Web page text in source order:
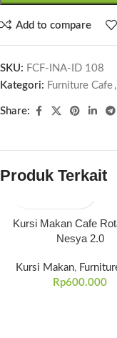
Add to compare
SKU: FCF-INA-ID 108
Kategori: Furniture Cafe ,
Share:
Produk Terkait
Kursi Makan Cafe
Nesya 2.0
Kursi Makan,
Rp600.000